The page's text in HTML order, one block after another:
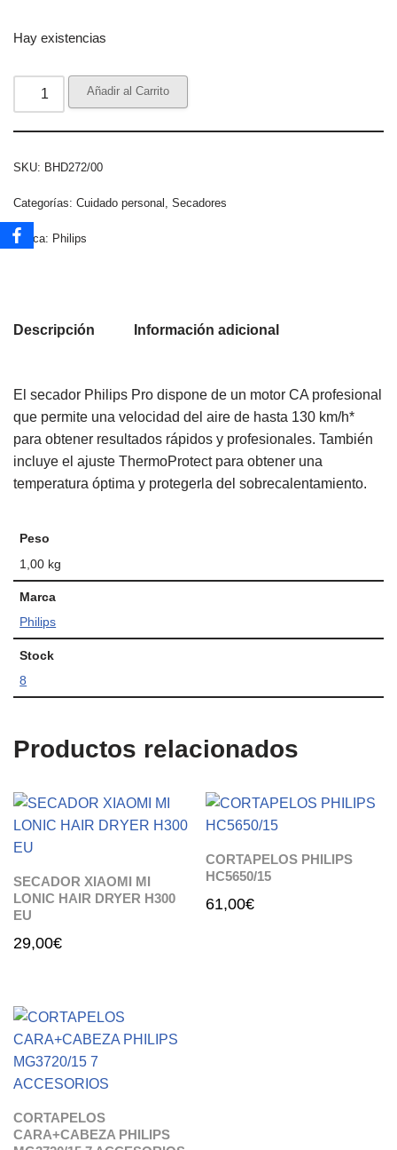
Hay existencias
Añadir al Carrito
SKU: BHD272/00
Categorías: Cuidado personal , Secadores
Marca: Philips
Descripción Información adicional
El secador Philips Pro dispone de un motor CA profesional
que permite una velocidad del aire de hasta 130 km/h*
para obtener resultados rápidos y profesionales. También
incluye el ajuste ThermoProtect para obtener una
temperatura óptima y protegerla del sobrecalentamiento.
Peso
1,00 kg
Marca
Philips
Stock
8
Productos relacionados
SECADOR XIAOMI MI
LONIC HAIR DRYER H300
EU
29,00€
CORTAPELOS PHILIPS
HC5650/15
61,00€
CORTAPELOS
CARA+CABEZA PHILIPS